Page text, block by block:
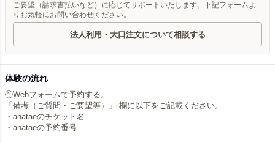
ご要望（請求書払いなど）に応じてサポートいたします。下記フォームよ
りお気軽にお問い合わせください。
法人利用・大口注文について相談する
体験の流れ
①Webフォームで予約する。
「備考（ご質問・ご要望等）」 欄に以下をご記載ください。
・anataeのチケット名
・anataeの予約番号